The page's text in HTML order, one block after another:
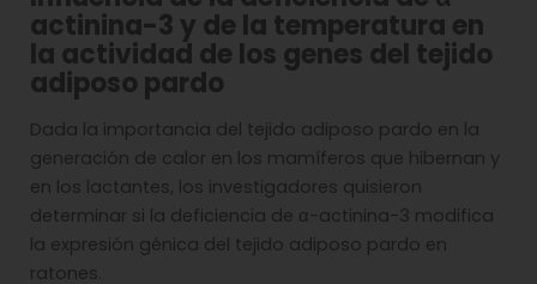
actinina-3 y de la temperatura en
la actividad de los genes del tejido
adiposo pardo
Dada la importancia del tejido adiposo pardo en la
generación de calor en los mamíferos que hibernan y
en los lactantes, los investigadores quisieron
determinar si la deficiencia de α-actinina-3 modifica
la expresión génica del tejido adiposo pardo en
ratones.